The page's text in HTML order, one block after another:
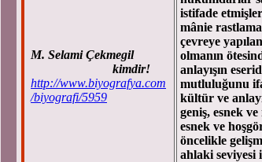
M. Selami Çekmegil
kimdir!
http://www.biyografya.com
/biyografi/5959
istifade
mânie
çevreye
olmanın
anlayışın
mutluluğunu
kültür ve
geniş, esnek
esnek ve
öncelikle
ahlaki seviyesi